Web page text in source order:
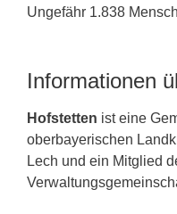
Ungefähr 1.838
Informationen
Hofstetten ist eine
oberbayerischen
Lech und ein Mitglied